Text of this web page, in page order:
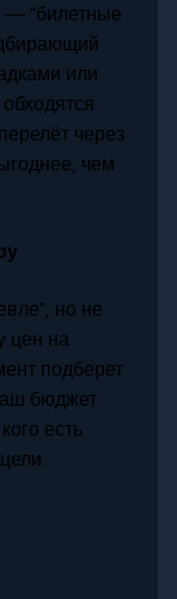
— “билетные
или
через
чем
но не
цен на
подберет
бюджет.
есть